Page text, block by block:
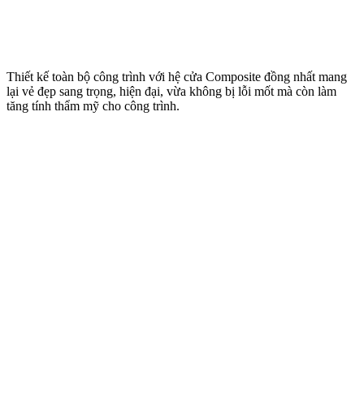
Thiết kế toàn bộ công trình với hệ cửa Composite đồng nhất mang
lại vẻ đẹp sang trọng, hiện đại, vừa không bị lỗi mốt mà còn làm
tăng tính thẩm mỹ cho công trình.